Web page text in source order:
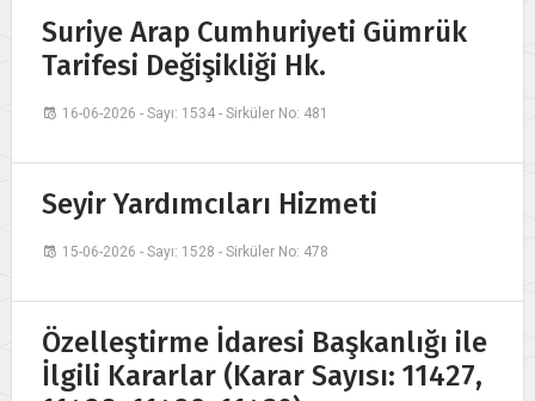
Suriye Arap Cumhuriyeti Gümrük
Tarifesi Değişikliği Hk.
16-06-2026 - Sayı: 1534 - Sirküler No: 481
Seyir Yardımcıları Hizmeti
15-06-2026 - Sayı: 1528 - Sirküler No: 478
Özelleştirme İdaresi Başkanlığı ile
İlgili Kararlar (Karar Sayısı: 11427,